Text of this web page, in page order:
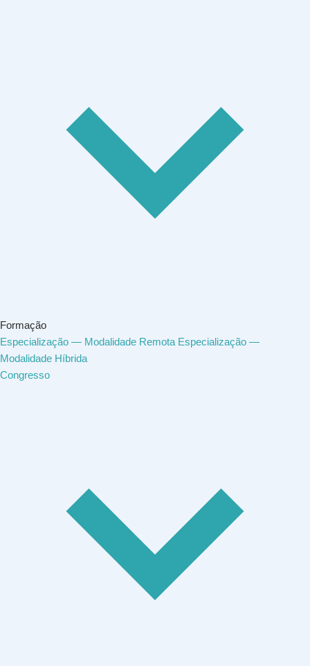
Formação
Especialização — Modalidade Remota Especialização —
Modalidade Híbrida
Congresso